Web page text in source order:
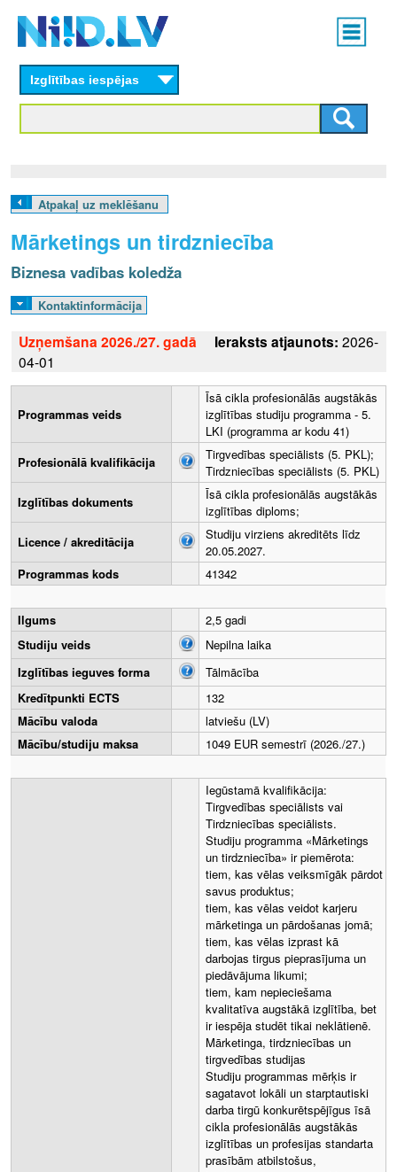
content
Main
menu
L
V
Izglītības iespējas
Atpakaļ uz meklēšanu
Mārketings un tirdzniecība
Biznesa vadības koledža
Kontaktinformācija
Uzņemšana 2026./27. gadā Ieraksts atjaunots: 2026-
04-01
Programmas veids
Īsā cikla profesionālās augstākās
izglītības studiju programma - 5.
LKI (programma ar kodu 41)
Profesionālā kvalifikācija
Tirgvedības speciālists (5. PKL);
Tirdzniecības speciālists (5. PKL)
Izglītības dokuments
Īsā cikla profesionālās augstākās
izglītības diploms;
Licence / akreditācija
Studiju virziens akreditēts līdz
20.05.2027.
Programmas kods
41342
Ilgums
2,5 gadi
Studiju veids
Nepilna laika
Izglītības ieguves forma
Tālmācība
Kredītpunkti ECTS
132
Mācību valoda
latviešu (LV)
Mācību/studiju maksa
1049 EUR semestrī (2026./27.)
Iegūstamā kvalifikācija:
Tirgvedības speciālists vai
Tirdzniecības speciālists.
Studiju programma «Mārketings
un tirdzniecība» ir piemērota:
tiem, kas vēlas veiksmīgāk pārdot
savus produktus;
tiem, kas vēlas veidot karjeru
mārketinga un pārdošanas jomā;
tiem, kas vēlas izprast kā
darbojas tirgus pieprasījuma un
piedāvājuma likumi;
tiem, kam nepieciešama
kvalitatīva augstākā izglītība, bet
ir iespēja studēt tikai neklātienē.
Mārketinga, tirdzniecības un
tirgvedības studijas
Studiju programmas mērķis ir
sagatavot lokāli un starptautiski
darba tirgū konkurētspējīgus īsā
cikla profesionālās augstākās
izglītības un profesijas standarta
prasībām atbilstošus,